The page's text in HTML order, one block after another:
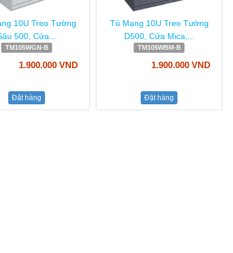
10U Treo Tường
500, Cửa...
TM105WGN-B
1.900.000 VND
Đặt hàng
Tủ Mạng 10U Treo Tường
D500, Cửa Mica,...
TM105WBM-B
1.900.000 VND
Đặt hàng